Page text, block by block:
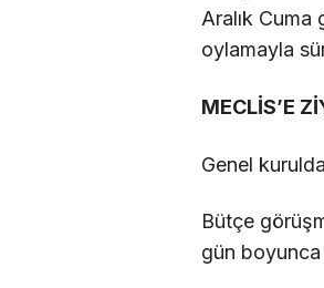
Aralık
oylamayla
MECLİS’E
Genel
Bütçe
gün